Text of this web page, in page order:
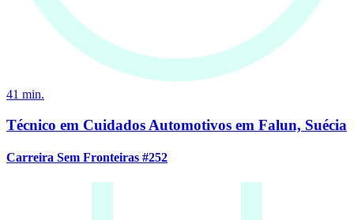
41 min.
Técnico em Cuidados Automotivos em Falun, Suécia
Carreira Sem Fronteiras #252